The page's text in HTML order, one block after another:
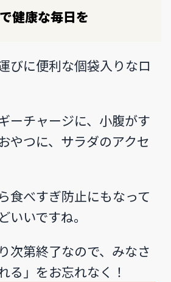
健康な毎日を
びに便利な個袋入りなロ
ーチャージに、小腹がす
やつに、サラダのアクセ
食べすぎ防止にもなって
いいですね。
次第終了なので、みなさ
る」をお忘れなく！